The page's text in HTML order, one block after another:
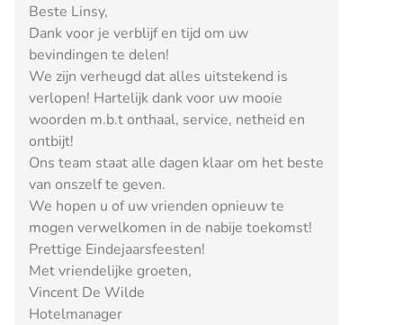
Beste Linsy,
Dank voor je verblijf en tijd om uw
bevindingen te delen!
We zijn verheugd dat alles uitstekend is
verlopen! Hartelijk dank voor uw mooie
woorden m.b.t onthaal, service, netheid en
ontbijt!
Ons team staat alle dagen klaar om het beste
van onszelf te geven.
We hopen u of uw vrienden opnieuw te
mogen verwelkomen in de nabije toekomst!
Prettige Eindejaarsfeesten!
Met vriendelijke groeten,
Vincent De Wilde
Hotelmanager